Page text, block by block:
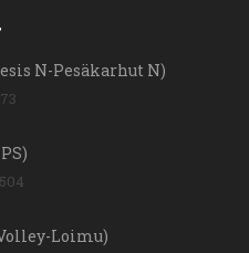
N-Pesäkarhut N)
Volley-Loimu)